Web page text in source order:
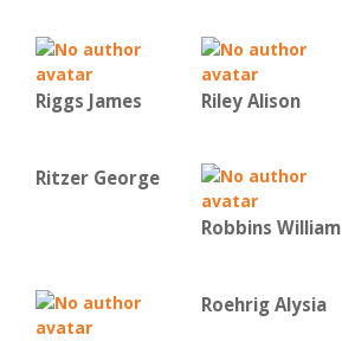
Riggs James Riley Alison
Ritzer George
Robbins William
Roehrig Alysia